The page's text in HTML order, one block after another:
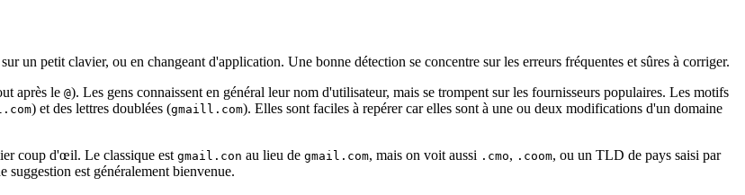
un petit clavier, ou en changeant d'application. Une bonne détection se concentre sur les erreurs fréquentes et sûres à corriger.
après le @). Les gens connaissent en général leur nom d'utilisateur, mais se trompent sur les fournisseurs populaires. Les motifs
) et des lettres doublées (gmaill.com). Elles sont faciles à repérer car elles sont à une ou deux modifications d'un domaine
coup d'œil. Le classique est gmail.con au lieu de gmail.com, mais on voit aussi .cmo, .coom, ou un TLD de pays saisi par
est généralement bienvenue.